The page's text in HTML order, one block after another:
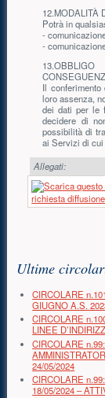
12.MODALITÀ
Potrà in
-
-
Il
loro assenza,
dei dati per le
decidere di
possibilità di
ai Servizi di cui
Allegati:
richiesta
Ultime
CIRCOLARE
GIUGNO A.S.
CIRCOLARE
LINEE
CIRCOLARE
24/05/2024
CIRCOLARE
18/05/2024 –